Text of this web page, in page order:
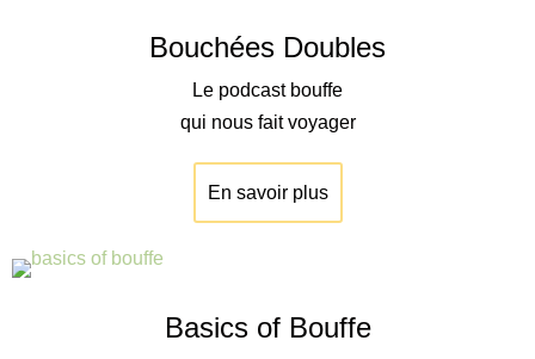
Bouchées Doubles
Le podcast bouffe
qui nous fait voyager
En savoir plus
Basics of Bouffe